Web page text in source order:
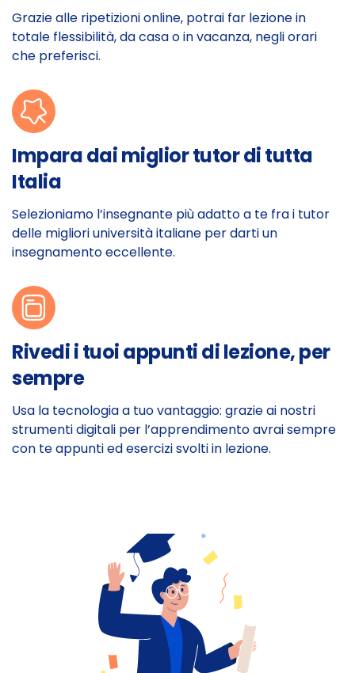
Grazie alle ripetizioni online, potrai far lezione in
totale flessibilità, da casa o in vacanza, negli orari
che preferisci.
Impara dai miglior tutor di tutta
Italia
Selezioniamo l’insegnante più adatto a te fra i tutor
delle migliori università italiane per darti un
insegnamento eccellente.
Rivedi i tuoi appunti di lezione, per
sempre
Usa la tecnologia a tuo vantaggio: grazie ai nostri
strumenti digitali per l’apprendimento avrai sempre
con te appunti ed esercizi svolti in lezione.